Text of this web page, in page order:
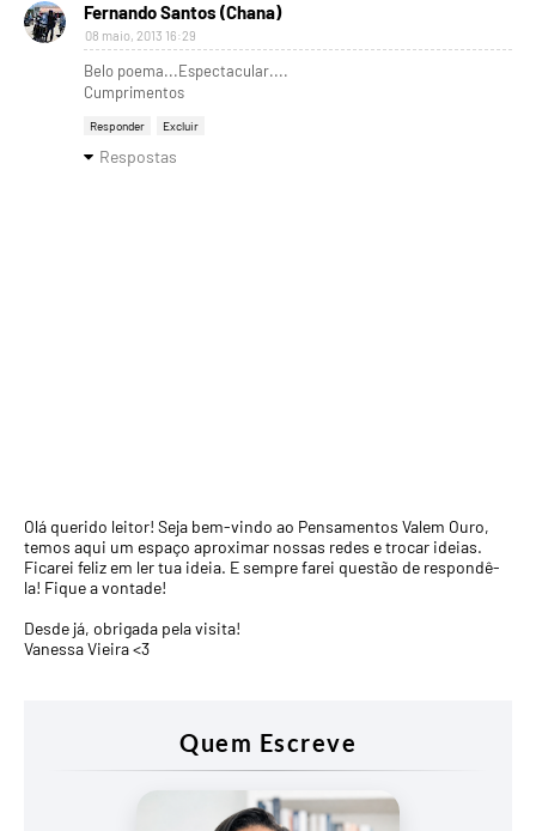
Fernando Santos (Chana)
08 maio, 2013 16:29
Belo poema...Espectacular....
Cumprimentos
Responder Excluir
Respostas
Olá querido leitor! Seja bem-vindo ao Pensamentos Valem Ouro,
temos aqui um espaço aproximar nossas redes e trocar ideias.
Ficarei feliz em ler tua ideia. E sempre farei questão de respondê-
la! Fique a vontade!
Desde já, obrigada pela visita!
Vanessa Vieira <3
Quem Escreve